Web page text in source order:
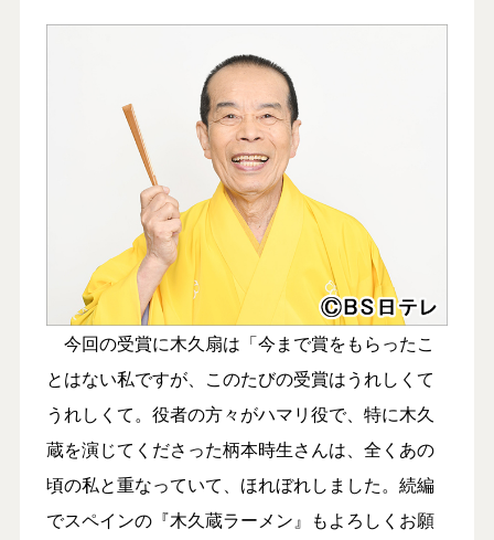
今回の受賞に木久扇は「今まで賞をもらったこ
とはない私ですが、このたびの受賞はうれしくて
うれしくて。役者の方々がハマリ役で、特に木久
蔵を演じてくださった柄本時生さんは、全くあの
頃の私と重なっていて、ほれぼれしました。続編
でスペインの『木久蔵ラーメン』もよろしくお願